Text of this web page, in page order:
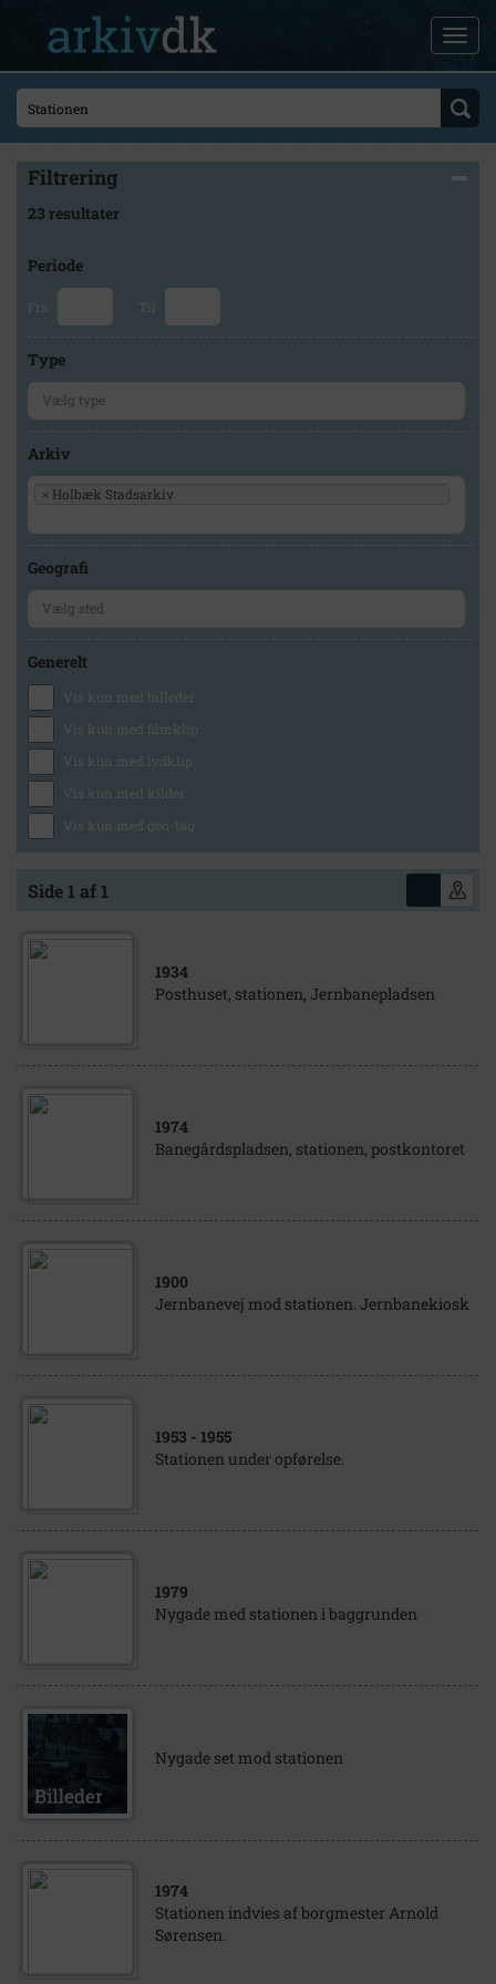
Filtrering
23 resultater
Periode
Fra Til
Type
Arkiv
× Holbæk Stadsarkiv
Geografi
Generelt
Vis kun med billeder
Vis kun med filmklip
Vis kun med lydklip
Vis kun med kilder
Vis kun med geo-tag
Side 1 af 1
1934
Posthuset, stationen, Jernbanepladsen
1974
Banegårdspladsen, stationen, postkontoret
1900
Jernbanevej mod stationen. Jernbanekiosk
1953 - 1955
Stationen under opførelse.
1979
Nygade med stationen i baggrunden
Nygade set mod stationen
1974
Stationen indvies af borgmester Arnold
Sørensen.